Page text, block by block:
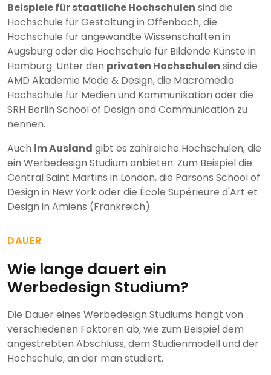
Beispiele für staatliche Hochschulen sind die
Hochschule für Gestaltung in Offenbach, die
Hochschule für angewandte Wissenschaften in
Augsburg oder die Hochschule für Bildende Künste in
Hamburg. Unter den privaten Hochschulen sind die
AMD Akademie Mode & Design, die Macromedia
Hochschule für Medien und Kommunikation oder die
SRH Berlin School of Design and Communication zu
nennen.
Auch im Ausland gibt es zahlreiche Hochschulen, die
ein Werbedesign Studium anbieten. Zum Beispiel die
Central Saint Martins in London, die Parsons School of
Design in New York oder die École Supérieure d'Art et
Design in Amiens (Frankreich).
DAUER
Wie lange dauert ein
Werbedesign Studium?
Die Dauer eines Werbedesign Studiums hängt von
verschiedenen Faktoren ab, wie zum Beispiel dem
angestrebten Abschluss, dem Studienmodell und der
Hochschule, an der man studiert.